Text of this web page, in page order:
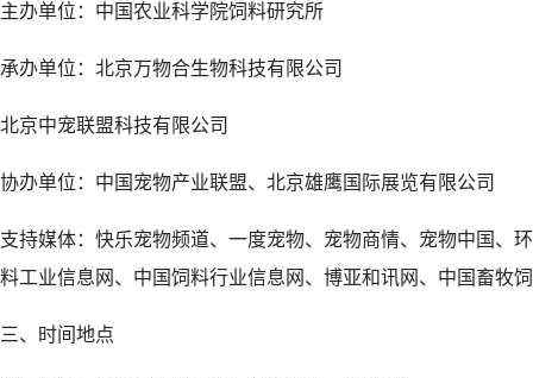
主办单位：中国农业科学院饲料研究所
承办单位：北京万物合生物科技有限公司
北京中宠联盟科技有限公司
协办单位：中国宠物产业联盟、北京雄鹰国际展览有限公司
支持媒体：快乐宠物频道、一度宠物、宠物商情、宠物中国、
料工业信息网、中国饲料行业信息网、博亚和讯网、中国畜牧
三、时间地点